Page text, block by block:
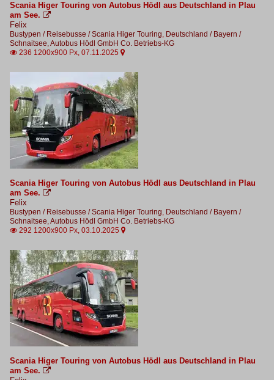
Scania Higer Touring von Autobus Hödl aus Deutschland in Plau
am See. 
Felix
Bustypen / Reisebusse / Scania Higer Touring, Deutschland / Bayern /
Schnaitsee, Autobus Hödl GmbH Co. Betriebs-KG
 236 1200x900 Px, 07.11.2025 
Scania Higer Touring von Autobus Hödl aus Deutschland in Plau
am See. 
Felix
Bustypen / Reisebusse / Scania Higer Touring, Deutschland / Bayern /
Schnaitsee, Autobus Hödl GmbH Co. Betriebs-KG
 292 1200x900 Px, 03.10.2025 
Scania Higer Touring von Autobus Hödl aus Deutschland in Plau
am See. 